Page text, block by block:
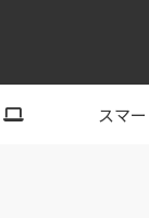
スマ